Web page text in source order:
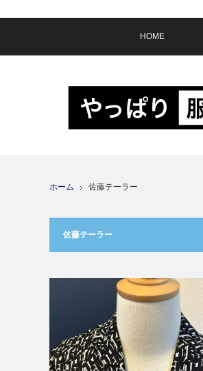
HOME
ホーム 佐藤テーラー
佐藤テーラー